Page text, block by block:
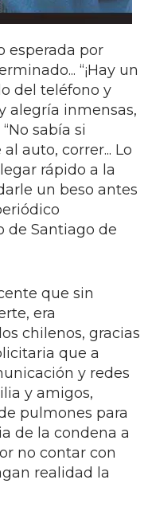
esperada por
“¡Hay un
del teléfono y
alegría inmensas,
sabía si
auto, correr... Lo
rápido a la
un beso antes
de Santiago de
que sin
era
chilenos, gracias
que a
y redes
y amigos,
pulmones para
de la condena a
no contar con
realidad la